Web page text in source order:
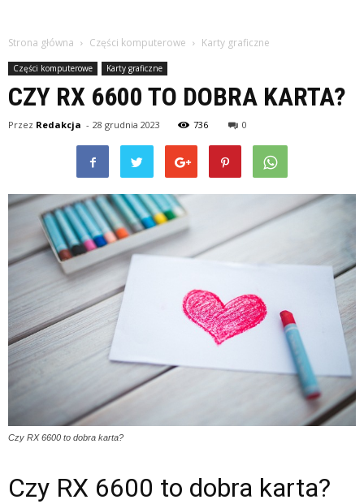
Strona główna Części komputerowe Karty graficzne
Części komputerowe Karty graficzne
CZY RX 6600 TO DOBRA KARTA?
Przez Redakcja - 28 grudnia 2023 736 0
Czy RX 6600 to dobra karta?
Czy RX 6600 to dobra karta?